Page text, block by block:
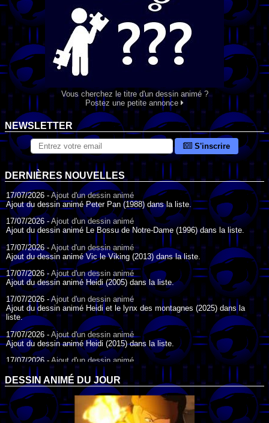
Vous cherchez le titre d'un dessin animé ?
Postez une petite annonce
NEWSLETTER
S'inscrire
DERNIÈRES NOUVELLES
17/07/2026 - Ajout d'un dessin animé
Ajout du dessin animé Peter Pan (1988) dans la liste.
17/07/2026 -Ajout d'un dessin animé
Ajout du dessin animé Le Bossu de Notre-Dame (1996) dans la liste.
17/07/2026 -Ajout d'un dessin animé
Ajout du dessin animé Vic le Viking (2013) dans la liste.
17/07/2026 - Ajout d'un dessin animé
Ajout du dessin animé Heidi (2005) dans la liste.
17/07/2026 -Ajout d'un dessin animé
Ajout du dessin animé Heidi et le lynx des montagnes (2025) dans la
liste.
17/07/2026 - Ajout d'un dessin animé
Ajout du dessin animé Heidi (2015) dans la liste.
17/07/2026 -Ajout d'un dessin animé
Ajout du dessin animé Heidi (1995) dans la liste.
09/07/2026 -Ajout d'un dessin animé
Ajout du dessin animé Genki l'Aventurier de la Chance (2006) dans la
liste.
04/07/2026 -Ajout d'un dessin animé
DESSIN ANIMÉ DU JOUR